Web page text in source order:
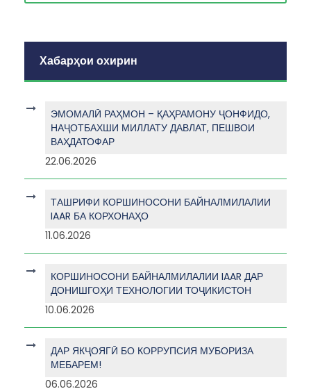
Хабарҳои охирин
ЭМОМАЛӢ РАҲМОН – ҚАҲРАМОНУ ҶОНФИДО,
НАҶОТБАХШИ МИЛЛАТУ ДАВЛАТ, ПЕШВОИ
ВАҲДАТОФАР
22.06.2026
ТАШРИФИ КОРШИНОСОНИ БАЙНАЛМИЛАЛИИ
IAAR БА КОРХОНАҲО
11.06.2026
КОРШИНОСОНИ БАЙНАЛМИЛАЛИИ IAAR ДАР
ДОНИШГОҲИ ТЕХНОЛОГИИ ТОҶИКИСТОН
10.06.2026
ДАР ЯКҶОЯГӢ БО КОРРУПСИЯ МУБОРИЗА
МЕБАРЕМ!
06.06.2026